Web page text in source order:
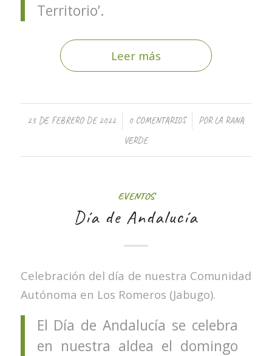
Territorio’.
Leer más
23 DE FEBRERO DE 2022
/ 0 COMENTARIOS
/ PORLA RANA
VERDE
EVENTOS
Día de Andalucía
Celebración del día de nuestra Comunidad
Autónoma en Los Romeros (Jabugo).
El Día de Andalucía se celebra
en nuestra aldea el domingo